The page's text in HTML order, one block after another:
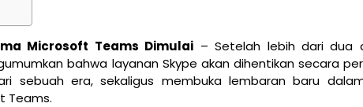
Microsoft Teams Dimulai – Setelah lebih dari dua
bahwa layanan Skype akan dihentikan secara
sebuah era, sekaligus membuka lembaran baru
Teams.